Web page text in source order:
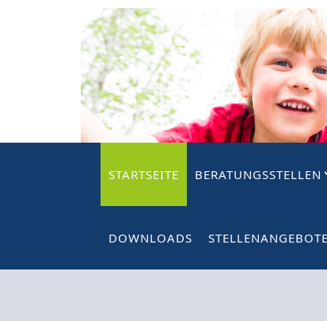
STARTSEITE BERATUNGSSTELLEN
DOWNLOADS STELLENANGEBOTE